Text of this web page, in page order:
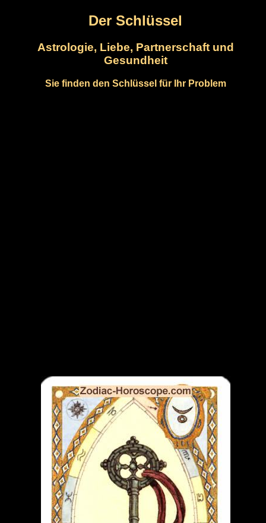
Der Schlüssel
Astrologie, Liebe, Partnerschaft und
Gesundheit
Sie finden den Schlüssel für Ihr Problem